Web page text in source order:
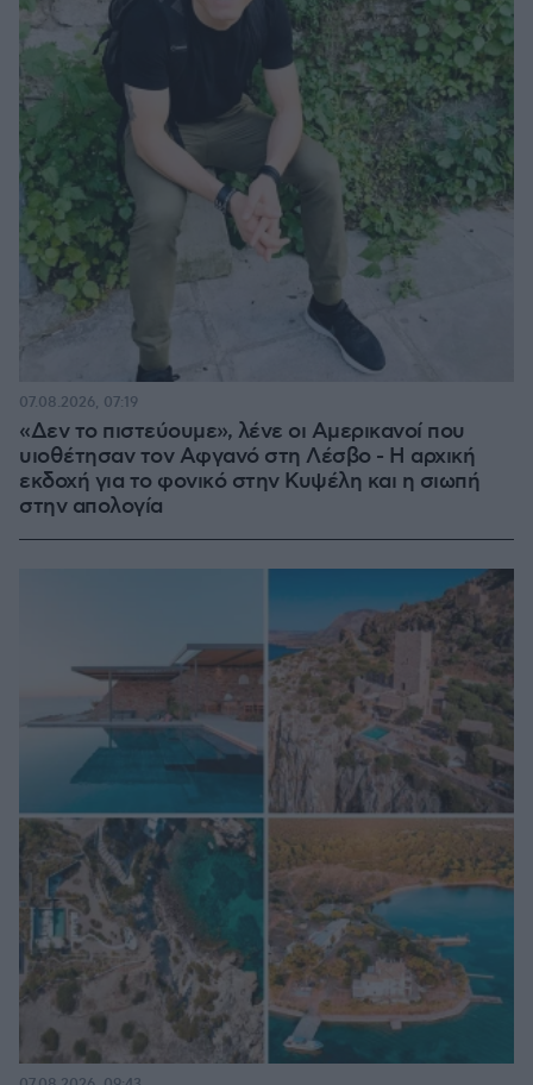
«Δεν το πιστεύουμε», λένε οι Αμερικανοί που
υιοθέτησαν τον Αφγανό στη Λέσβο - Η αρχική
εκδοχή για το φονικό στην Κυψέλη και η σιωπή
στην απολογία
07.08.2026, 07:19